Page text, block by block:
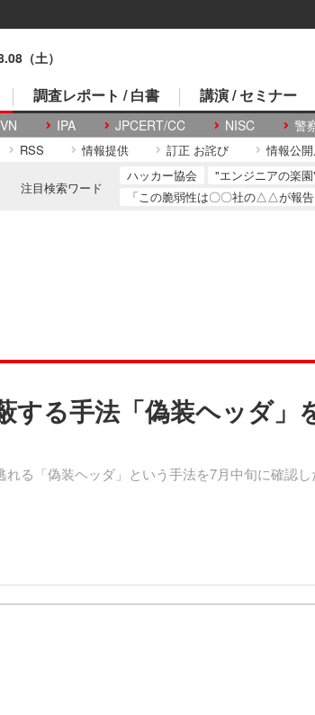
（土）
IPA JPCERT/CC NISC 警
調査レポート / 白書 講演 / セミナー
RSS 情報提供 訂正 お詫び 情報公
注目検索ワード
ハッカー協会 "エンジニアの楽
「この脆弱性は〇〇社の△△が報告
する手法「偽装ヘッダ」
る「偽装ヘッダ」という手法を7月中旬に確認